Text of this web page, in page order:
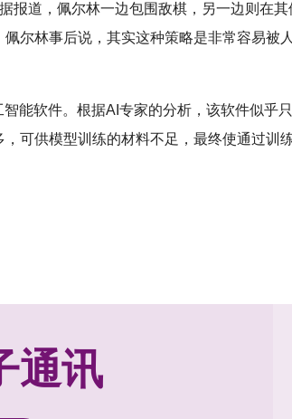
报道，佩尔林一边包围敌棋，另一边则在
尔林事后说，其实这种策略是非常容易
能软件。根据AI专家的分析，该软件似
可供模型训练的材料不足，最终使通过训
通讯